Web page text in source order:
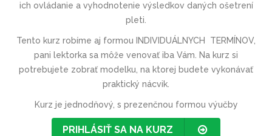
ich ovládanie a vyhodnotenie výsledkov daných ošetrení
pleti.
Tento kurz robíme aj formou INDIVIDUÁLNYCH TERMÍNOV,
pani lektorka sa môže venovať iba Vám. Na kurz si
potrebujete zobrať modelku, na ktorej budete vykonávať
praktický nácvik.
Kurz je jednodňový, s prezenčnou formou výučby
PRIHLÁSIŤ SA NA KURZ